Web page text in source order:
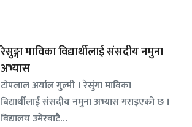
रेसुङ्गा माविका विद्यार्थीलाई संसदीय नमुना
अभ्यास
टोपलाल अर्याल गुल्मी । रेसुंगा माविका
बिद्यार्थीलाई संसदीय नमुना अभ्यास गराइएको छ ।
बिद्यालय उमेरबाटै…